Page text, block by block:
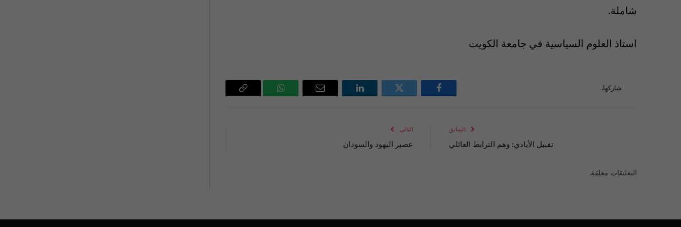
شاملة.
استاذ العلوم السياسية في جامعة الكويت
شاركها.
فيسبوك تويتر لينكدإن
البريد
واتساب
Copy
السابق
تقبيل الأيادي: وهم الترابط العائلي
التالي
عصير اليهود والسودان
التعليقات مغلقة.